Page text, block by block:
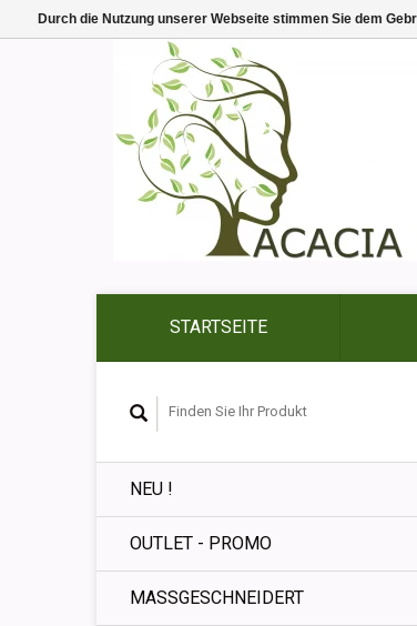
STARTSEITE
NEU !
OUTLET - PROMO
MASSGESCHNEIDERT
Durch die Nutzung unserer Webseite stimmen Sie dem